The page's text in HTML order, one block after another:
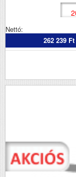
Nettó:
262 239 Ft